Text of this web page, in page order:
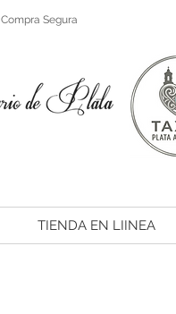
Compra Segura
TIENDA EN LIINEA